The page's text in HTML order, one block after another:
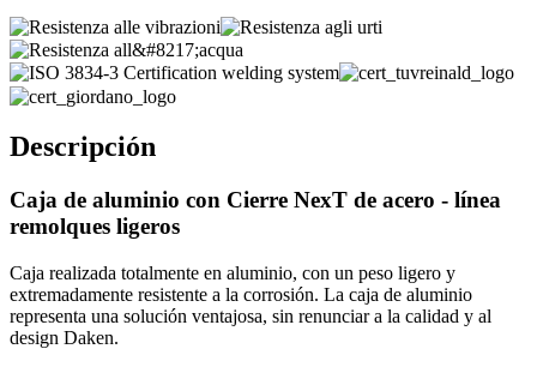
Descripción
Caja de aluminio con Cierre NexT de acero - línea
remolques ligeros
Caja realizada totalmente en aluminio, con un peso ligero y
extremadamente resistente a la corrosión. La caja de aluminio
representa una solución ventajosa, sin renunciar a la calidad y al
design Daken.